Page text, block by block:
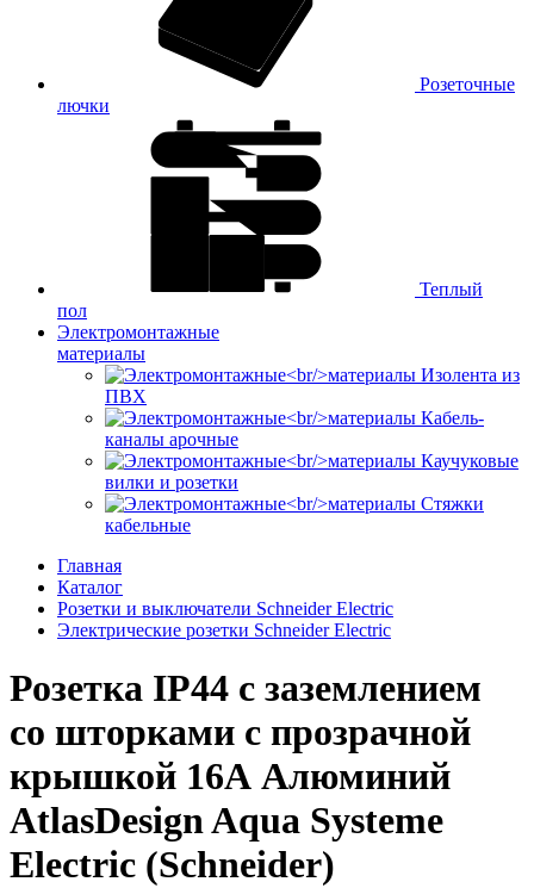
Розеточные
лючки
Теплый
пол
Электромонтажные
материалы
Изолента из
ПВХ
Кабель-
каналы арочные
Каучуковые
вилки и розетки
Стяжки
кабельные
Главная
Каталог
Розетки и выключатели Schneider Electric
Электрические розетки Schneider Electric
Розетка IP44 с заземлением
со шторками с прозрачной
крышкой 16А Алюминий
AtlasDesign Aqua Systeme
Electric (Schneider)